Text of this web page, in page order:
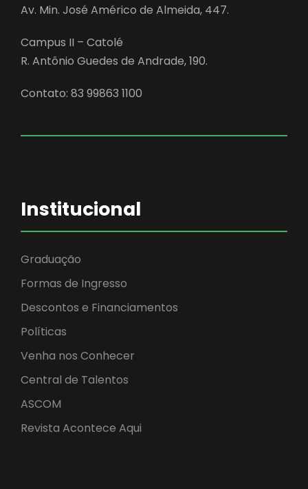
Av. Min. José Américo de Almeida, 447.
Campus II – Catolé
R. Antônio Guedes de Andrade, 190.
Contato: 83 99863 1100
Institucional
Graduação
Formas de Ingresso
Descontos e Financiamentos
Políticas
Venha nos Conhecer
Central de Talentos
ASCOM
Revista Acontece Aqui